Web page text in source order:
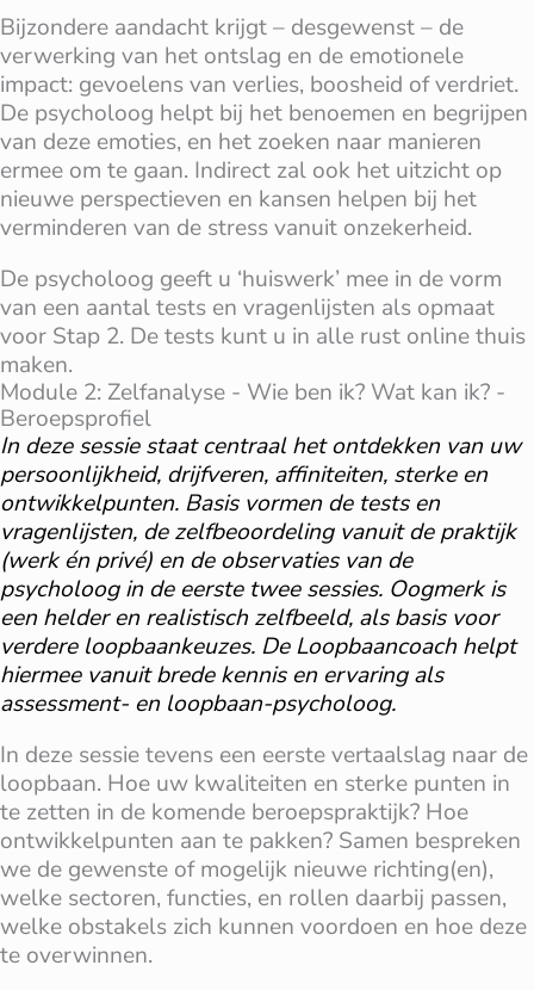
Bijzondere aandacht krijgt – desgewenst – de
verwerking van het ontslag en de emotionele
impact: gevoelens van verlies, boosheid of verdriet.
De psycholoog helpt bij het benoemen en begrijpen
van deze emoties, en het zoeken naar manieren
ermee om te gaan. Indirect zal ook het uitzicht op
nieuwe perspectieven en kansen helpen bij het
verminderen van de stress vanuit onzekerheid.
De psycholoog geeft u ‘huiswerk’ mee in de vorm
van een aantal tests en vragenlijsten als opmaat
voor Stap 2. De tests kunt u in alle rust online thuis
maken.
Module 2: Zelfanalyse - Wie ben ik? Wat kan ik? -
Beroepsprofiel
In deze sessie staat centraal het ontdekken van uw
persoonlijkheid, drijfveren, affiniteiten, sterke en
ontwikkelpunten. Basis vormen de tests en
vragenlijsten, de zelfbeoordeling vanuit de praktijk
(werk én privé) en de observaties van de
psycholoog in de eerste twee sessies. Oogmerk is
een helder en realistisch zelfbeeld, als basis voor
verdere loopbaankeuzes. De Loopbaancoach helpt
hiermee vanuit brede kennis en ervaring als
assessment- en loopbaan-psycholoog.
In deze sessie tevens een eerste vertaalslag naar de
loopbaan. Hoe uw kwaliteiten en sterke punten in
te zetten in de komende beroepspraktijk? Hoe
ontwikkelpunten aan te pakken? Samen bespreken
we de gewenste of mogelijk nieuwe richting(en),
welke sectoren, functies, en rollen daarbij passen,
welke obstakels zich kunnen voordoen en hoe deze
te overwinnen.